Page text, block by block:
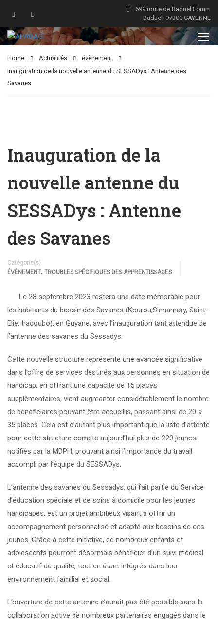
699 route de Baduel Forum
Baduel, 97300 CAYENNE
Home Actualités
évènement
Inauguration de la nouvelle antenne du SESSADys : Antenne des
Savanes
Inauguration de la
nouvelle antenne du
SESSADys : Antenne
des Savanes
Catégorie(s)
ÉVÈNEMENT, TROUBLES SPÉCIFIQUES DES APPRENTISSAGES
Le 28 septembre 2023 restera une date mémorable pour
les habitants du bassin des Savanes (Kourou,Sinnamary, Saint-
Elie, Iracoubo), en Guyane, avec l’inauguration tant attendue de
l’antenne des savanes du Sessadys.
Cette nouvelle structure représente une avancée significative
dans l’offre de services destinés aux personnes en situation de
handicap, en offrant une capacité de 15 places
supplémentaires, vient augmenter considérablement le nombre
de bénéficiaires pouvant être accueillis, passant ainsi de 20 à
35 places. Cela est d’autant plus important que la liste d’attente
pour cette structure compte aujourd’hui plus de 220 jeunes
notifiés par la MDPH, prouvant ainsi l’importance du travail
accompli par l’équipe du SESSADys.
L’antenne des savanes du Sessadys, qui fait partie du Service
d’éducation spéciale et de soins à domicile pour les jeunes
handicapés, est un projet ambitieux visant à offrir un
accompagnement personnalisé et adapté aux besoins de ces
jeunes. Grâce à cette initiative, de nombreux enfants et
adolescents pourront désormais bénéficier d’un suivi médical
et éducatif de qualité, tout en étant intégrés dans leur
environnement familial et social.
L’ouverture de cette antenne n’aurait pas été possible sans la
collaboration active de nombreux partenaires engagés dans le